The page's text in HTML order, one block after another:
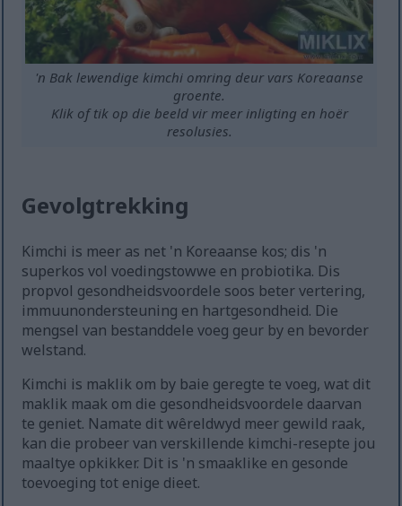
'n Bak lewendige kimchi omring deur vars Koreaanse
groente.
Klik of tik op die beeld vir meer inligting en hoër
resolusies.
Gevolgtrekking
Kimchi is meer as net 'n Koreaanse kos; dis 'n
superkos vol voedingstowwe en probiotika. Dis
propvol gesondheidsvoordele soos beter vertering,
immuunondersteuning en hartgesondheid. Die
mengsel van bestanddele voeg geur by en bevorder
welstand.
Kimchi is maklik om by baie geregte te voeg, wat dit
maklik maak om die gesondheidsvoordele daarvan
te geniet. Namate dit wêreldwyd meer gewild raak,
kan die probeer van verskillende kimchi-resepte jou
maaltye opkikker. Dit is 'n smaaklike en gesonde
toevoeging tot enige dieet.